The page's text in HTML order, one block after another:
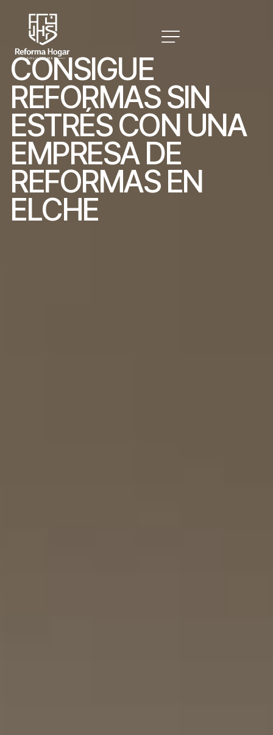
CONSIGUE
REFORMAS SIN
ESTRÉS CON UNA
EMPRESA DE
REFORMAS EN
ELCHE